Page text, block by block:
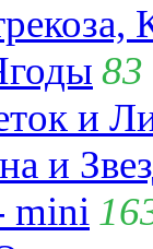
83
и
и
mini